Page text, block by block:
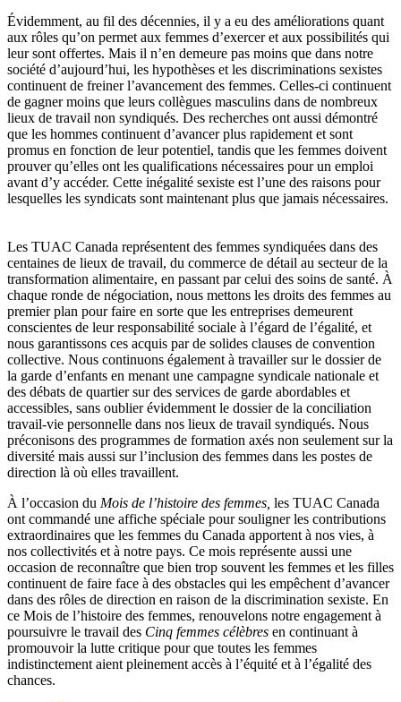
Évidemment, au fil des décennies, il y a eu des améliorations quant
aux rôles qu’on permet aux femmes d’exercer et aux possibilités qui
leur sont offertes. Mais il n’en demeure pas moins que dans notre
société d’aujourd’hui, les hypothèses et les discriminations sexistes
continuent de freiner l’avancement des femmes. Celles-ci continuent
de gagner moins que leurs collègues masculins dans de nombreux
lieux de travail non syndiqués. Des recherches ont aussi démontré
que les hommes continuent d’avancer plus rapidement et sont
promus en fonction de leur potentiel, tandis que les femmes doivent
prouver qu’elles ont les qualifications nécessaires pour un emploi
avant d’y accéder. Cette inégalité sexiste est l’une des raisons pour
lesquelles les syndicats sont maintenant plus que jamais nécessaires.
Les TUAC Canada représentent des femmes syndiquées dans des
centaines de lieux de travail, du commerce de détail au secteur de la
transformation alimentaire, en passant par celui des soins de santé. À
chaque ronde de négociation, nous mettons les droits des femmes au
premier plan pour faire en sorte que les entreprises demeurent
conscientes de leur responsabilité sociale à l’égard de l’égalité, et
nous garantissons ces acquis par de solides clauses de convention
collective. Nous continuons également à travailler sur le dossier de
la garde d’enfants en menant une campagne syndicale nationale et
des débats de quartier sur des services de garde abordables et
accessibles, sans oublier évidemment le dossier de la conciliation
travail-vie personnelle dans nos lieux de travail syndiqués. Nous
préconisons des programmes de formation axés non seulement sur la
diversité mais aussi sur l’inclusion des femmes dans les postes de
direction là où elles travaillent.
À l’occasion du Mois de l’histoire des femmes, les TUAC Canada
ont commandé une affiche spéciale pour souligner les contributions
extraordinaires que les femmes du Canada apportent à nos vies, à
nos collectivités et à notre pays. Ce mois représente aussi une
occasion de reconnaître que bien trop souvent les femmes et les filles
continuent de faire face à des obstacles qui les empêchent d’avancer
dans des rôles de direction en raison de la discrimination sexiste. En
ce Mois de l’histoire des femmes, renouvelons notre engagement à
poursuivre le travail des Cinq femmes célèbres en continuant à
promouvoir la lutte critique pour que toutes les femmes
indistinctement aient pleinement accès à l’équité et à l’égalité des
chances.